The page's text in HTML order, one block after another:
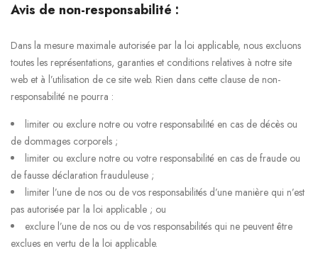
Avis de non-responsabilité :
Dans la mesure maximale autorisée par la loi applicable, nous excluons
toutes les représentations, garanties et conditions relatives à notre site
web et à l’utilisation de ce site web. Rien dans cette clause de non-
responsabilité ne pourra :
limiter ou exclure notre ou votre responsabilité en cas de décès ou
de dommages corporels ;
limiter ou exclure notre ou votre responsabilité en cas de fraude ou
de fausse déclaration frauduleuse ;
limiter l’une de nos ou de vos responsabilités d’une manière qui n’est
pas autorisée par la loi applicable ; ou
exclure l’une de nos ou de vos responsabilités qui ne peuvent être
exclues en vertu de la loi applicable.